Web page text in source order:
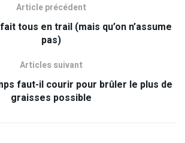
Article précédent
tous en trail (mais qu’on n’assume
pas)
Articles suivant
faut-il courir pour brûler le plus de
graisses possible